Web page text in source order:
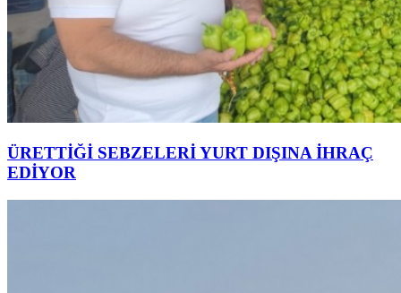
ÜRETTİĞİ SEBZELERİ YURT DIŞINA İHRAÇ
EDİYOR